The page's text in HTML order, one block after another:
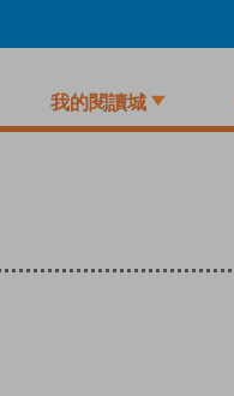
我的閱讀城